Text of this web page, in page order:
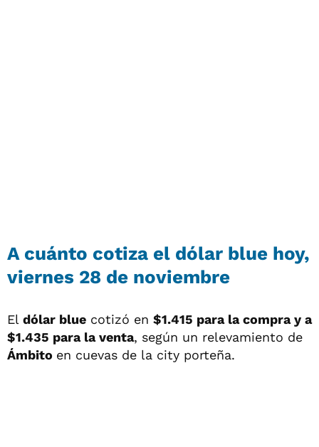
A cuánto cotiza el dólar blue hoy,
viernes 28 de noviembre
El dólar blue cotizó en $1.415 para la compra y a
$1.435 para la venta, según un relevamiento de
Ámbito en cuevas de la city porteña.